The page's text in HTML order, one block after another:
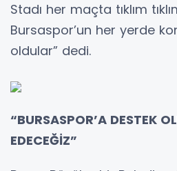
Stadı her maçta tıklım
Bursaspor’un her yerde
oldular” dedi.
“BURSASPOR’A DESTEK
EDECEĞİZ”